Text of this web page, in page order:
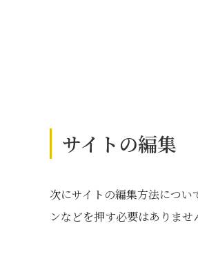
サイトの編集
次にサイトの編集方法につ
ンなどを押す必要はありませ